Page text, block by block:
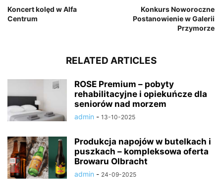
Koncert kolęd w Alfa
Centrum
Konkurs Noworoczne
Postanowienie w Galerii
Przymorze
RELATED ARTICLES
ROSE Premium – pobyty
rehabilitacyjne i opiekuńcze dla
seniorów nad morzem
admin - 13-10-2025
Produkcja napojów w butelkach i
puszkach – kompleksowa oferta
Browaru Olbracht
admin - 24-09-2025